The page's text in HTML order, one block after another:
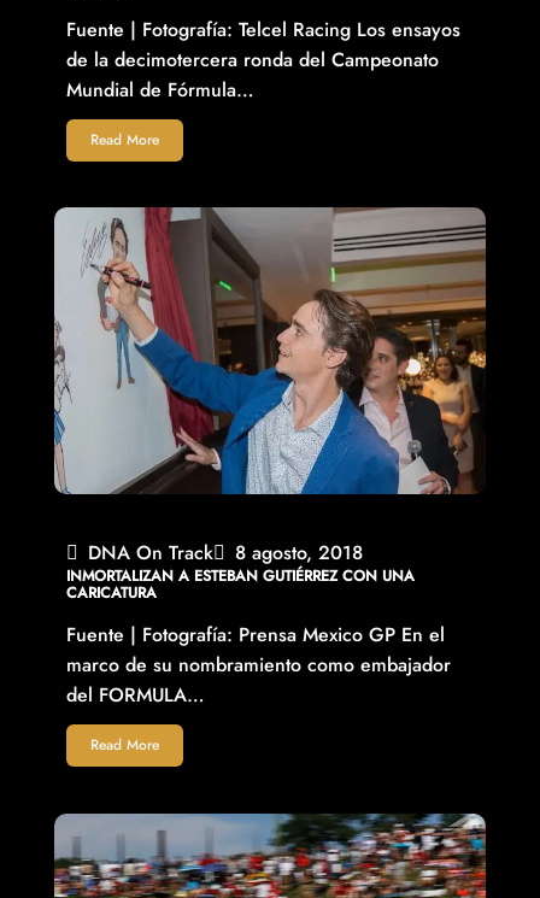
Fuente | Fotografía: Telcel Racing Los ensayos
de la decimotercera ronda del Campeonato
Mundial de Fórmula…
Read More
DNA On Track 8 agosto, 2018
INMORTALIZAN A ESTEBAN GUTIÉRREZ CON UNA
CARICATURA
Fuente | Fotografía: Prensa Mexico GP En el
marco de su nombramiento como embajador
del FORMULA…
Read More